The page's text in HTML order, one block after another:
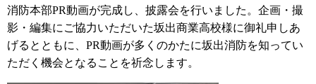
消防本部PR動画が完成し、披露会を行いました。企画・撮
影・編集にご協力いただいた坂出商業高校様に御礼申しあ
げるとともに、PR動画が多くのかたに坂出消防を知ってい
ただく機会となることを祈念します。